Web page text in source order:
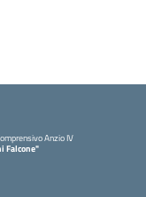
Anzio IV
Falcone"